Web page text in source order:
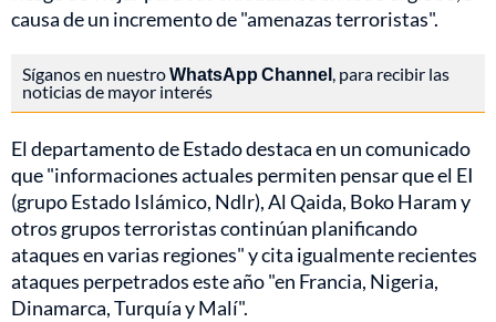
causa de un incremento de "amenazas terroristas".
Síganos en nuestroWhatsApp Channel, para recibir las
noticias de mayor interés
El departamento de Estado destaca en un comunicado
que "informaciones actuales permiten pensar que el EI
(grupo Estado Islámico, Ndlr), Al Qaida, Boko Haram y
otros grupos terroristas continúan planificando
ataques en varias regiones" y cita igualmente recientes
ataques perpetrados este año "en Francia, Nigeria,
Dinamarca, Turquía y Malí".